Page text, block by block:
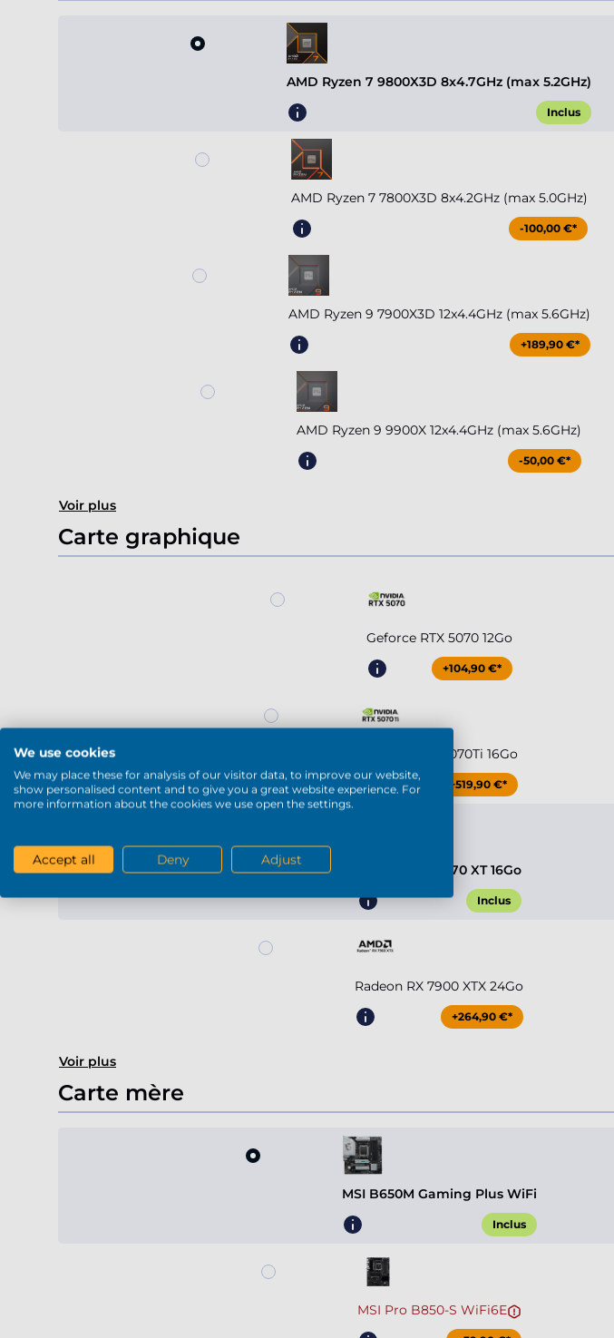
AMD Ryzen 7 9800X3D 8x4.7GHz (max 5.2GHz)
Inclus
AMD Ryzen 7 7800X3D 8x4.2GHz (max 5.0GHz)
-100,00 €*
AMD Ryzen 9 7900X3D 12x4.4GHz (max 5.6GHz)
+189,90 €*
AMD Ryzen 9 9900X 12x4.4GHz (max 5.6GHz)
-50,00 €*
Voir plus
Carte graphique
Geforce RTX 5070 12Go
+104,90 €*
Geforce RTX 5070Ti 16Go
+519,90 €*
Radeon RX 9070 XT 16Go
Inclus
Radeon RX 7900 XTX 24Go
+264,90 €*
Voir plus
Carte mère
MSI B650M Gaming Plus WiFi
Inclus
MSI Pro B850-S WiFi6E
We use cookies
We may place these for analysis of our visitor data, to improve our website,
show personalised content and to give you a great website experience. For
more information about the cookies we use open the settings.
Accept all Deny Adjust